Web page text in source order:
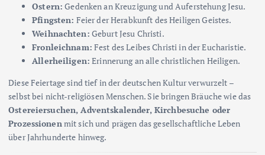
Ostern: Gedenken an Kreuzigung und Auferstehung Jesu.
Pfingsten: Feier der Herabkunft des Heiligen Geistes.
Weihnachten: Geburt Jesu Christi.
Fronleichnam: Fest des Leibes Christi in der Eucharistie.
Allerheiligen: Erinnerung an alle christlichen Heiligen.
Diese Feiertage sind tief in der deutschen Kultur verwurzelt –
selbst bei nicht-religiösen Menschen. Sie bringen Bräuche wie das
Ostereiersuchen, Adventskalender, Kirchbesuche oder
Prozessionenmit sich und prägen das gesellschaftliche Leben
über Jahrhunderte hinweg.